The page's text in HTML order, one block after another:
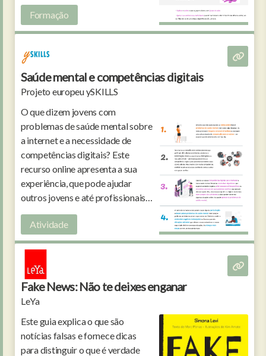
adaptado para português.
Formação
Saúde mental e competências digitais
Projeto europeu ySKILLS
O que dizem jovens com
problemas de saúde mental sobre
a internet e a necessidade de
competências digitais? Este
recurso online apresenta a sua
experiência, que pode ajudar
outros jovens e até profissionais
que os acompanham. Traduzido
para português.
Atividade
Fake News: Não te deixes enganar
LeYa
Este guia explica o que são
notícias falsas e fornece dicas
para distinguir o que é verdade